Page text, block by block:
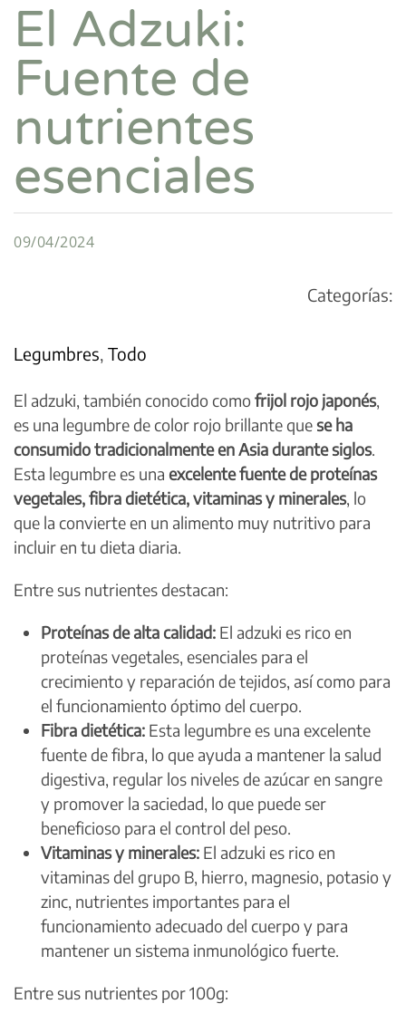
El Adzuki:
Fuente de
nutrientes
esenciales
09/04/2024
Categorías:
Legumbres, Todo
El adzuki, también conocido como frijol rojo japonés,
es una legumbre de color rojo brillante quese ha
consumido tradicionalmente en Asia durante siglos.
Esta legumbre es una excelente fuente de proteínas
vegetales, fibra dietética, vitaminas y minerales, lo
que la convierte en un alimento muy nutritivo para
incluir en tu dieta diaria.
Entre sus nutrientes destacan:
Proteínas de alta calidad: El adzuki es rico en
proteínas vegetales, esenciales para el
crecimiento y reparación de tejidos, así como para
el funcionamiento óptimo del cuerpo.
Fibra dietética: Esta legumbre es una excelente
fuente de fibra, lo que ayuda a mantener la salud
digestiva, regular los niveles de azúcar en sangre
y promover la saciedad, lo que puede ser
beneficioso para el control del peso.
Vitaminas y minerales: El adzuki es rico en
vitaminas del grupo B, hierro, magnesio, potasio y
zinc, nutrientes importantes para el
funcionamiento adecuado del cuerpo y para
mantener un sistema inmunológico fuerte.
Entre sus nutrientes por 100g: